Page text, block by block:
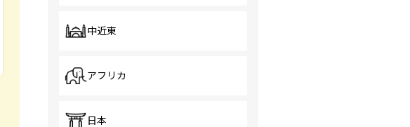
中近東
アフリカ
日本